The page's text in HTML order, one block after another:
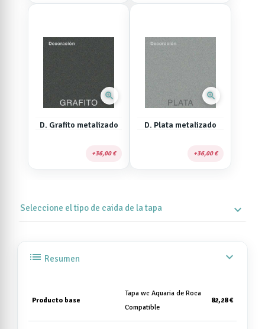
zoom_in
D. Grafito metalizado
36,00 €
zoom_in
D. Plata metalizado
36,00 €
Seleccione el tipo de caida de la tapa expand_more
list Resumen expand_more
Producto base
Tapa wc Aquaria de Roca
Compatible
82,28 €